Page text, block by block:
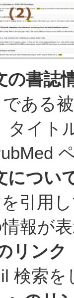
の書誌
ある
タイト
につい
引用
報が
リンク
検索